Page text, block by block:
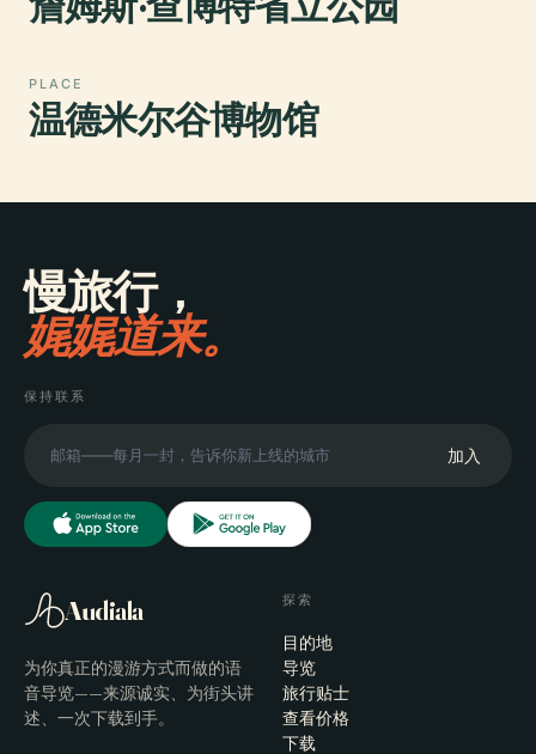
PLACE
温德米尔谷博物馆
慢旅行，
娓娓道来。
保持联系
加入
Audiala
为你真正的漫游方式而做的语
音导览——来源诚实、为街头讲
述、一次下载到手。
探索
目的地
导览
旅行贴士
查看价格
下载